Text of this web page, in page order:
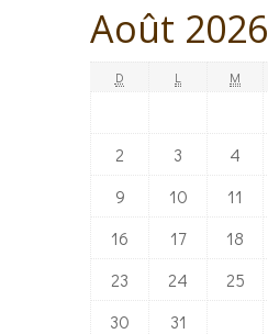
Août 2026
D L M
2
3 4
9
10 11
16
17 18
23
24 25
30
31